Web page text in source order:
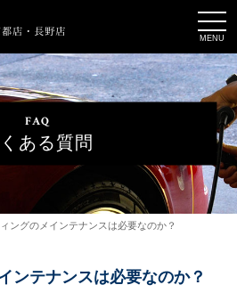
t
o
g
g
l
e
n
a
a
t
i
o
n
FAQ
ある質問
ングのメインテナンスは必要なのか？
ンテナンスは必要なのか？